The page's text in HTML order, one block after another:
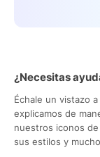
¿Necesitas
Échale un vistazo
explicamos de
nuestros iconos
sus estilos y